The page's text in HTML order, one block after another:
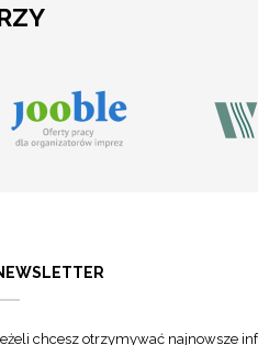
chcesz otrzymywać najnowsze